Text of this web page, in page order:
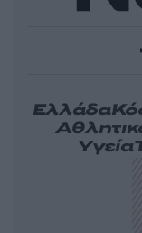
Ελλάδα
Υγεία